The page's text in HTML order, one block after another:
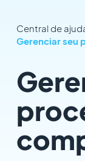
Central de
Gerenciar seu